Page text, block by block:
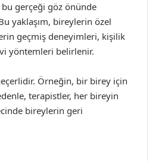
gerçeği göz önünde
yaklaşım, bireylerin özel
geçmiş deneyimleri, kişilik
yöntemleri belirlenir.
Örneğin, bir birey için
terapistler, her bireyin
bireylerin geri